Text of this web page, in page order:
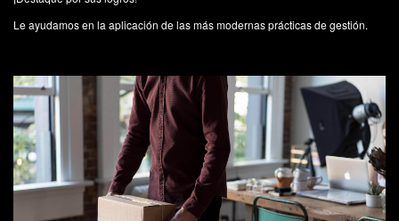
Le ayudamos en la aplicación de las más modernas prácticas de gestión.